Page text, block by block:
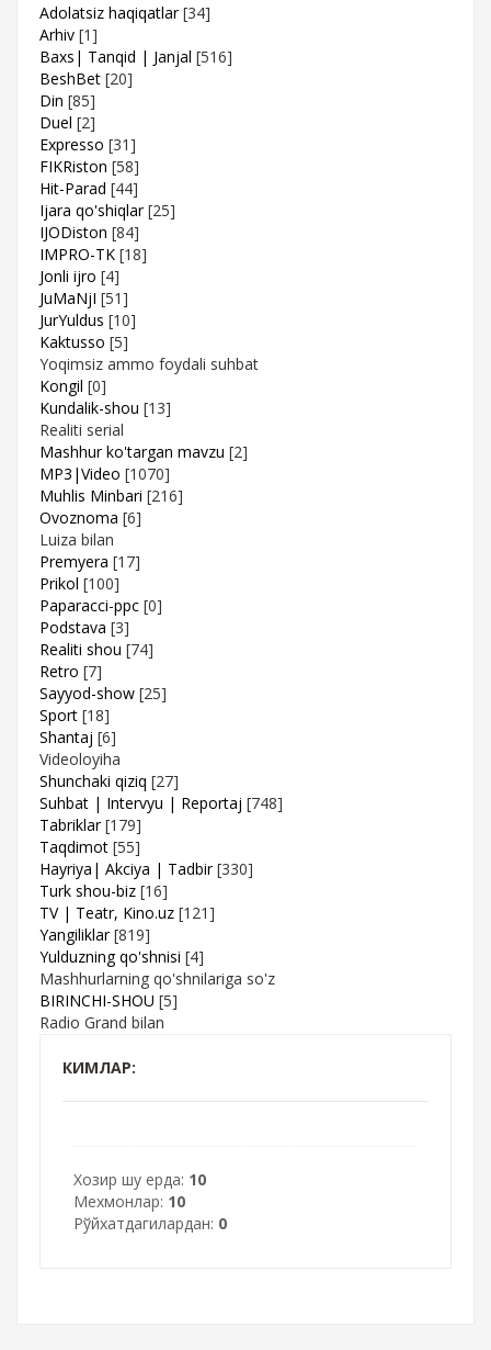
Adolatsiz haqiqatlar [34]
Arhiv [1]
Baxs| Tanqid | Janjal [516]
BeshBet [20]
Din [85]
Duel [2]
Expresso [31]
FIKRiston [58]
Hit-Parad [44]
Ijara qo'shiqlar [25]
IJODiston [84]
IMPRO-TK [18]
Jonli ijro [4]
JuMaNjI [51]
JurYuldus [10]
Kaktusso [5]
Yoqimsiz ammo foydali suhbat
Kongil [0]
Kundalik-shou [13]
Realiti serial
Mashhur ko'targan mavzu [2]
MP3|Video [1070]
Muhlis Minbari [216]
Ovoznoma [6]
Luiza bilan
Premyera [17]
Prikol [100]
Paparacci-ppc [0]
Podstava [3]
Realiti shou [74]
Retro [7]
Sayyod-show [25]
Sport [18]
Shantaj [6]
Videoloyiha
Shunchaki qiziq [27]
Suhbat | Intervyu | Reportaj [748]
Tabriklar [179]
Taqdimot [55]
Hayriya| Akciya | Tadbir [330]
Turk shou-biz [16]
TV | Teatr, Kino.uz [121]
Yangiliklar [819]
Yulduzning qo'shnisi [4]
Mashhurlarning qo'shnilariga so'z
BIRINCHI-SHOU [5]
Radio Grand bilan
КИМЛАР:
Хозир шу ерда: 10
Мехмонлар: 10
Рўйхатдагилардан: 0